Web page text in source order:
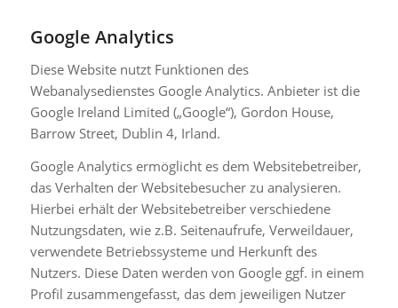
Google Analytics
Diese Website nutzt Funktionen des
Webanalysedienstes Google Analytics. Anbieter ist die
Google Ireland Limited („Google“), Gordon House,
Barrow Street, Dublin 4, Irland.
Google Analytics ermöglicht es dem Websitebetreiber,
das Verhalten der Websitebesucher zu analysieren.
Hierbei erhält der Websitebetreiber verschiedene
Nutzungsdaten, wie z.B. Seitenaufrufe, Verweildauer,
verwendete Betriebssysteme und Herkunft des
Nutzers. Diese Daten werden von Google ggf. in einem
Profil zusammengefasst, das dem jeweiligen Nutzer